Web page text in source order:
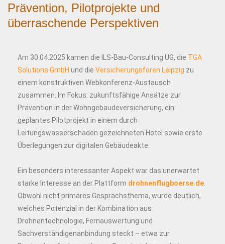
Prävention, Pilotprojekte und
überraschende Perspektiven
Am 30.04.2025 kamen die ILS-Bau-Consulting UG, die TGA
Solutions GmbH und die Versicherungsforen Leipzig zu
einem konstruktiven Webkonferenz-Austausch
zusammen. Im Fokus: zukunftsfähige Ansätze zur
Prävention in der Wohngebäudeversicherung, ein
geplantes Pilotprojekt in einem durch
Leitungswasserschäden gezeichneten Hotel sowie erste
Überlegungen zur digitalen Gebäudeakte.
Ein besonders interessanter Aspekt war das unerwartet
starke Interesse an der Plattform drohnenflugboerse.de
Obwohl nicht primäres Gesprächsthema, wurde deutlich,
welches Potenzial in der Kombination aus
Drohnentechnologie, Fernauswertung und
Sachverständigenanbindung steckt – etwa zur